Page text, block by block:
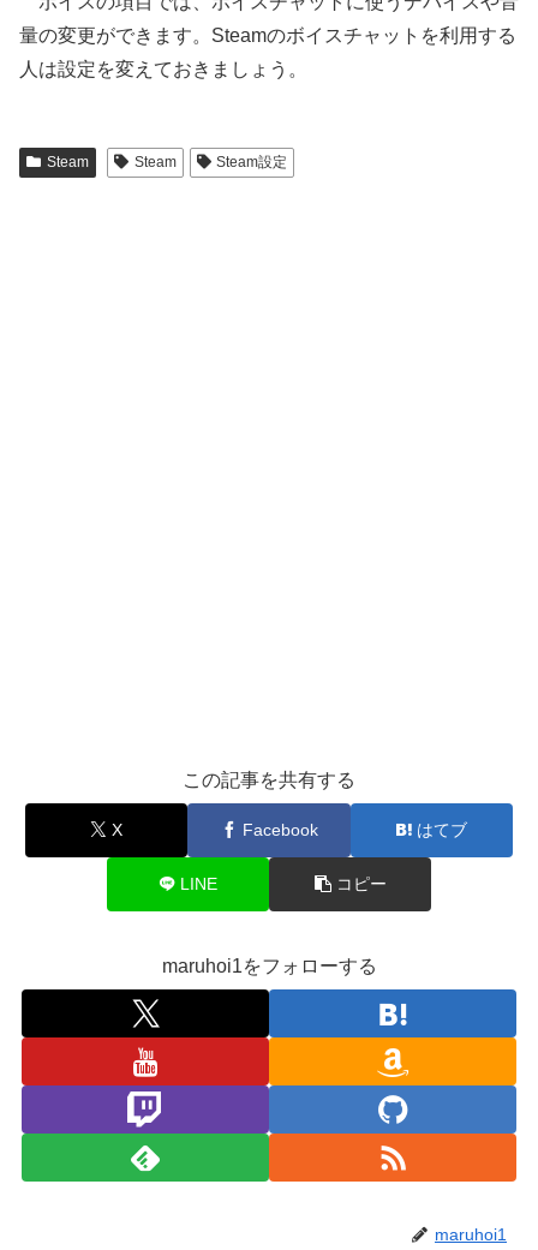
量の変更ができます。Steamのボイスチャットを利用する
人は設定を変えておきましょう。
Steam Steam Steam設定
この記事を共有する
X Facebook はてブ
LINE コピー
maruhoi1をフォローする
maruhoi1